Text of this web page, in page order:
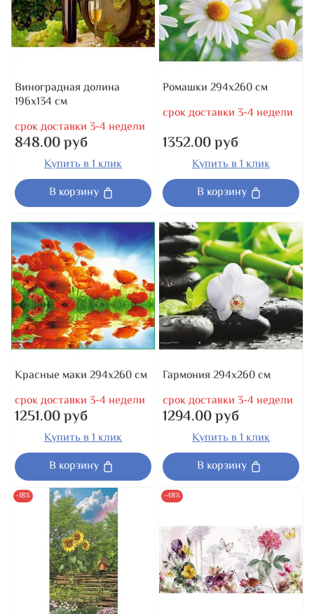
Виноградная долина
196x134 см
срок доставки 3-4 недели
848.00 руб
Купить в 1 клик
В корзину
Ромашки 294x260 см
срок доставки 3-4 недели
1352.00 руб
Купить в 1 клик
В корзину
Красные маки 294x260 см
срок доставки 3-4 недели
1251.00 руб
Купить в 1 клик
В корзину
Гармония 294x260 см
срок доставки 3-4 недели
1294.00 руб
Купить в 1 клик
В корзину
-18% -48%